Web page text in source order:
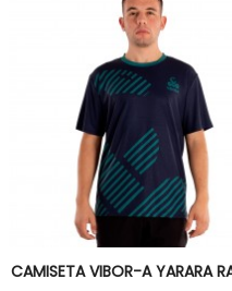
CAMISETA VIBOR-A YARARA
Vista rápida